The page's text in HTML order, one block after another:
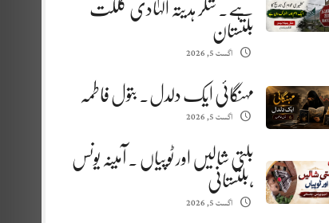
ہے. شگر ہدیتہ الہادی گلگت
بلتستان
اگست 5, 2026
مہنگائی ایک دلدل. بتول فاطمہ
اگست 5, 2026
بلتی شالیں اور ٹوپیاں . آمینہ یونس
،بلتستانی
اگست 5, 2026